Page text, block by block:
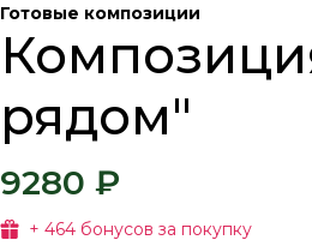
Готовые композиции
рядом"
9280 ₽
+ 464 бонусов за покупку